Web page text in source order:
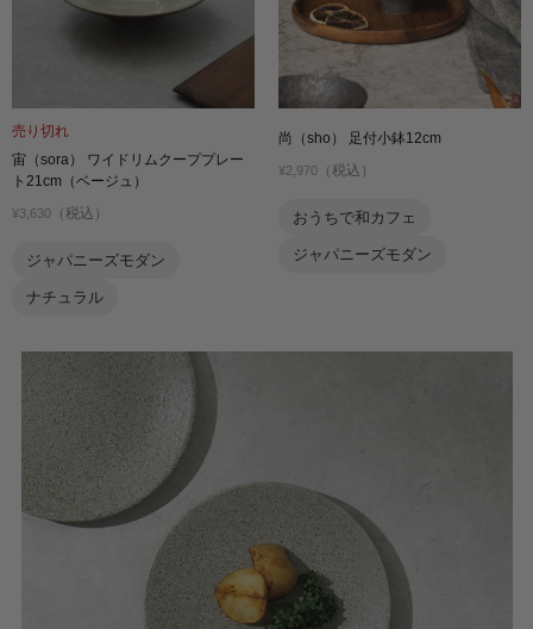
売り切れ
宙（sora） ワイドリムクーププレー
ト21cm（ベージュ）
¥3,630 （税込）
ジャパニーズモダン
ナチュラル
尚（sho） 足付小鉢12cm
¥2,970 （税込）
おうちで和カフェ
ジャパニーズモダン